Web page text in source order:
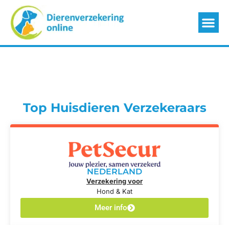
Top Huisdieren Verzekeraars
NEDERLAND
Verzekering voor
Hond & Kat
Meer info